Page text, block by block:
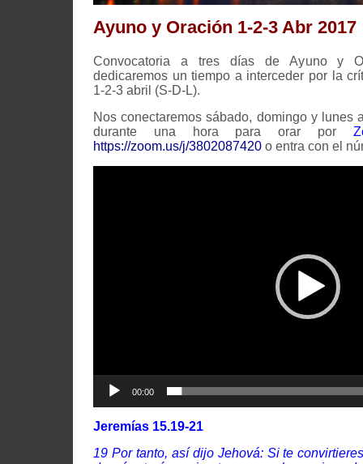
Ayuno y Oración 1-2-3 Abr 2017
Convocatoria a tres días de Ayuno y
dedicaremos un tiempo a interceder por la
1-2-3 abril (S-D-L).
Nos conectaremos sábado, domingo y lunes
durante una hora para orar por
https://zoom.us/j/3802087420 o entra con el
00:00
Jeremías 15.19-21
19 Por tanto, así dijo Jehová: Si te